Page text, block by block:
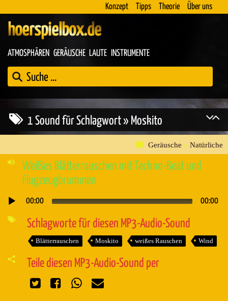
Konzept Tipps Theorie Über uns
hoerspielbox.de
ATMOSPHÄREN GERÄUSCHE LAUTE INSTRUMENTE
1 Sound für Schlagwort » Moskito
Geräusche » Natürliche
Weißes Blätterrauschen mit Techno-Beat und
Flugzeugbrummen
Audio-
00:00 00:00
Schlagworte für diesen MP3-Audio-Sound
Blätterrauschen Moskito weißes Rauschen Wind
Teile diesen MP3-Audio-Sound per